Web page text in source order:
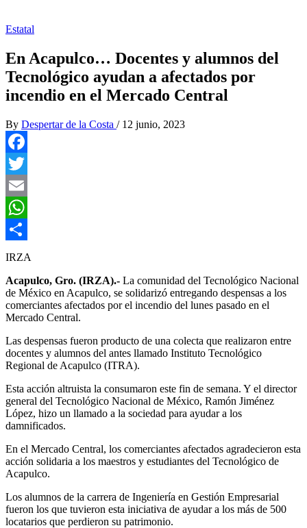
Estatal
En Acapulco… Docentes y alumnos del
Tecnológico ayudan a afectados por
incendio en el Mercado Central
By Despertar de la Costa / 12 junio, 2023
Facebook
Twitter
Email
WhatsApp
Compartir
IRZA
Acapulco, Gro. (IRZA).- La comunidad del Tecnológico Nacional
de México en Acapulco, se solidarizó entregando despensas a los
comerciantes afectados por el incendio del lunes pasado en el
Mercado Central.
Las despensas fueron producto de una colecta que realizaron entre
docentes y alumnos del antes llamado Instituto Tecnológico
Regional de Acapulco (ITRA).
Esta acción altruista la consumaron este fin de semana. Y el director
general del Tecnológico Nacional de México, Ramón Jiménez
López, hizo un llamado a la sociedad para ayudar a los
damnificados.
En el Mercado Central, los comerciantes afectados agradecieron esta
acción solidaria a los maestros y estudiantes del Tecnológico de
Acapulco.
Los alumnos de la carrera de Ingeniería en Gestión Empresarial
fueron los que tuvieron esta iniciativa de ayudar a los más de 500
locatarios que perdieron su patrimonio.